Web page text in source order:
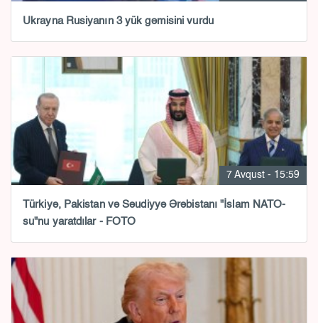
Ukrayna Rusiyanın 3 yük gəmisini vurdu
7 Avqust - 15:59
Türkiyə, Pakistan və Səudiyyə Ərəbistanı "İslam NATO-
su"nu yaratdılar - FOTO